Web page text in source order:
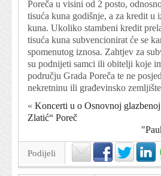
Poreča u visini od 2 posto,
tisuća kuna godišnje, a za kredit u
kuna. Ukoliko stambeni kredit
tisuća kuna subvencionirat će se
spomenutog iznosa. Zahtjev za
su podnijeti samci ili obitelji koje
području Grada Poreča te ne
nekretninu ili građevinsko
« Koncerti u o Osnovnoj
Zlatić“ Poreč
Podijeli